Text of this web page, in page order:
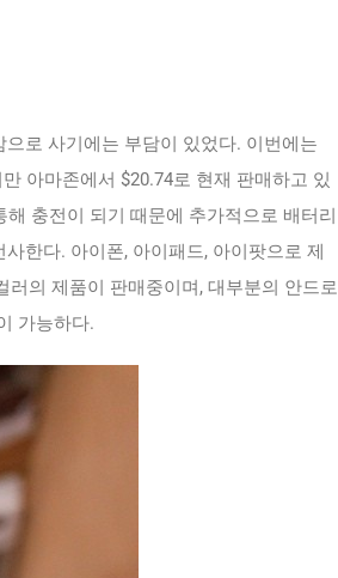
로 사기에는 부담이 있었다. 이번에는
아마존에서 $20.74로 현재 판매하고 있
충전이 되기 때문에 추가적으로 배터리
한다. 아이폰, 아이패드, 아이팟으로 제
의 제품이 판매중이며, 대부분의 안드로
가능하다.